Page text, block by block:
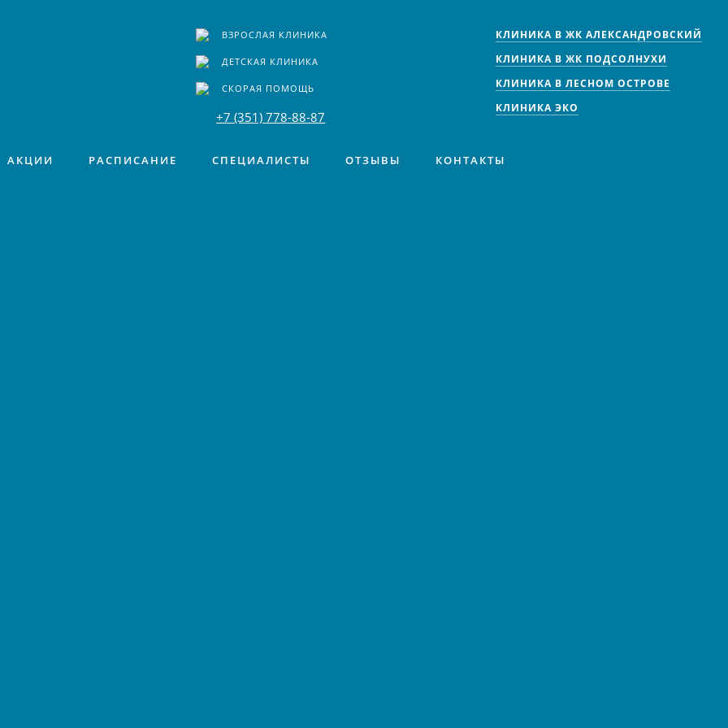
ВЗРОСЛАЯ КЛИНИКА
ДЕТСКАЯ КЛИНИКА
СКОРАЯ ПОМОЩЬ
+7 (351) 778-88-87
КЛИНИКА В ЖК АЛЕКСАНДРОВСКИЙ
КЛИНИКА В ЖК ПОДСОЛНУХИ
КЛИНИКА В ЛЕСНОМ ОСТРОВЕ
КЛИНИКА ЭКО
АКЦИИ РАСПИСАНИЕ СПЕЦИАЛИСТЫ ОТЗЫВЫ КОНТАКТЫ